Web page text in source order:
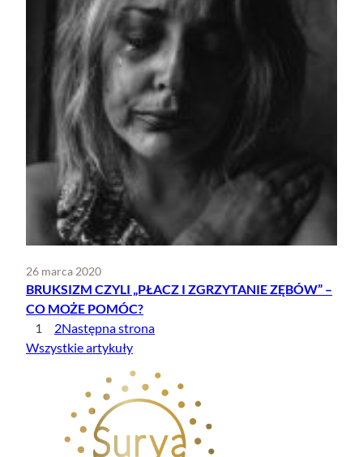
26 marca 2020
BRUKSIZM CZYLI „PŁACZ I ZGRZYTANIE ZĘBÓW” –
CO MOŻE POMÓC?
1
2Następna strona
Wszystkie artykuły